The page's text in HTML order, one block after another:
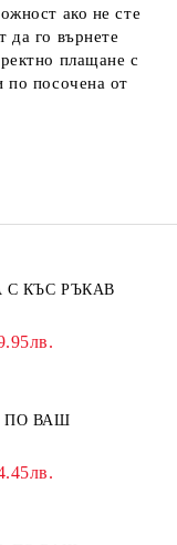
ако не сте
да го върнете
плащане с
по посочена от
С КЪС РЪКАВ
ПО ВАШ